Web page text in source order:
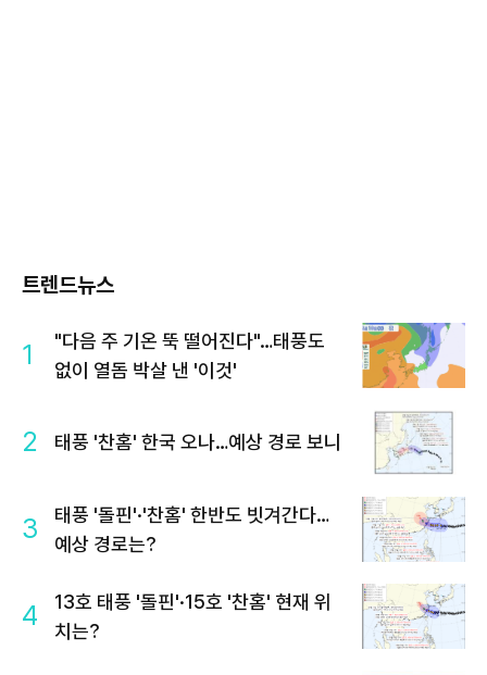
트렌드뉴스
1
"다음 주 기온 뚝 떨어진다"…태풍도
없이 열돔 박살 낸 '이것'
2 태풍 '찬홈' 한국 오나…예상 경로 보니
3
태풍 '돌핀'·'찬홈' 한반도 빗겨간다…
예상 경로는?
4
13호 태풍 '돌핀'·15호 '찬홈' 현재 위
치는?